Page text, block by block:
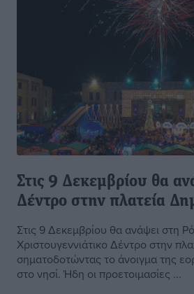
Στις 9 Δεκεμβρίου θα
Δέντρο στην πλατεία
Στις 9 Δεκεμβρίου θα ανάψει στη
Χριστουγεννιάτικο Δέντρο στην
σηματοδοτώντας το άνοιγμα της
στο νησί. Ήδη οι προετοιμασίες ...